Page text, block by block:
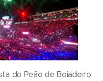
do Peão de Boiadeiro